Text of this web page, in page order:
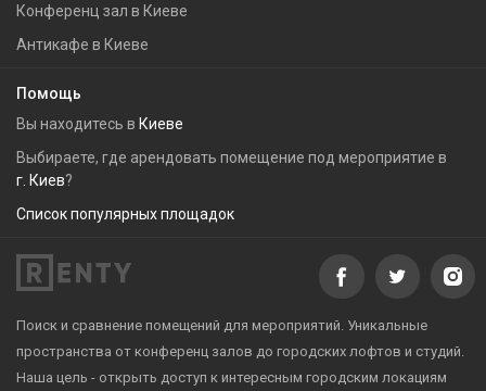
Конференц зал в Киеве
Антикафе в Киеве
Помощь
Вы находитесь в Киеве
Выбираете, где арендовать помещение под мероприятие в
г. Киев?
Список популярных площадок
Поиск и сравнение помещений для мероприятий. Уникальные
пространства от конференц залов до городских лофтов и студий.
Наша цель - открыть доступ к интересным городским локациям